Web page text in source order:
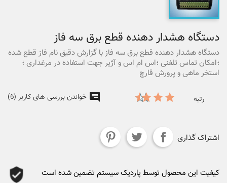
دستگاه هشدار دهنده قطع برق سه فاز
دستگاه هشدار دهنده قطع برق سه فاز با گزارش دقیق نام فاز قطع شده
؛امکان تماس تلفنی ؛اس ام اس و آژیر جهت استفاده در مرغداری ؛
استخر ماهی و پرورش قارچ
رتبه خواندن بررسی های کاربر (6)
اشتراک گذاری
کیفیت این محصول توسط پاردیک سیستم تضمین شده است